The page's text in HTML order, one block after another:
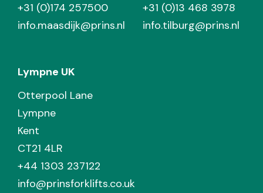
+31 (0)174 257500
info.maasdijk@prins.nl
+31 (0)13 468 3978
info.tilburg@prins.nl
Lympne UK
Otterpool Lane
Lympne
Kent
CT21 4LR
+44 1303 237122
info@prinsforklifts.co.uk